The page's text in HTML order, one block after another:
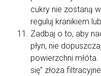
cukry nie zostaną
reguluj kranikiem
Zadbaj o to, aby
płyn, nie
powierzchni
się” złoża